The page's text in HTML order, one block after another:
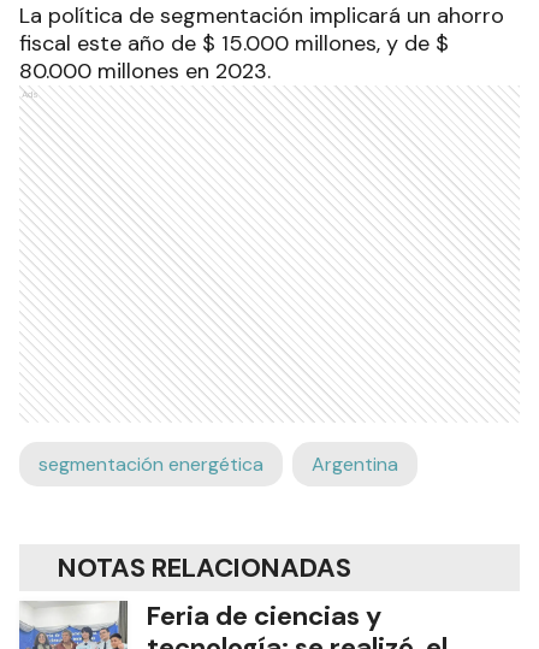
La política de segmentación implicará un ahorro
fiscal este año de $ 15.000 millones, y de $
80.000 millones en 2023.
Ads
segmentación energética Argentina
NOTAS RELACIONADAS
Feria de ciencias y